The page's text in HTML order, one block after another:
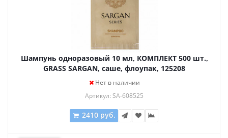
Шампунь одноразовый 10 мл, КОМПЛЕКТ 500 шт.,
GRASS SARGAN, саше, флоупак, 125208
Нет в наличии
Артикул: SA-608525
2410 руб.